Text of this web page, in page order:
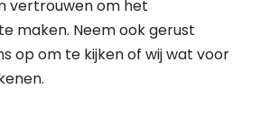
vertrouwen om het
maken. Neem ook gerust
op om te kijken of wij wat voor